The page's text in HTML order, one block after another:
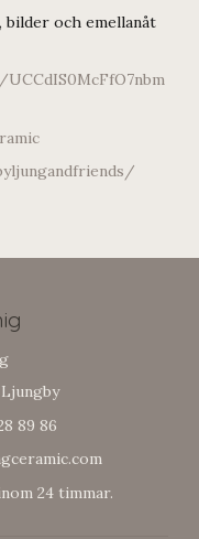
och emellanåt
89 86
24 timmar.